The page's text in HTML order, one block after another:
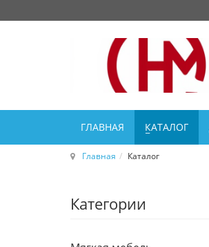
ГЛАВНАЯ КАТАЛОГ
Главная Каталог
Категории